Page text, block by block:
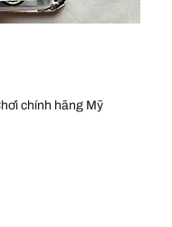
chính hãng Mỹ